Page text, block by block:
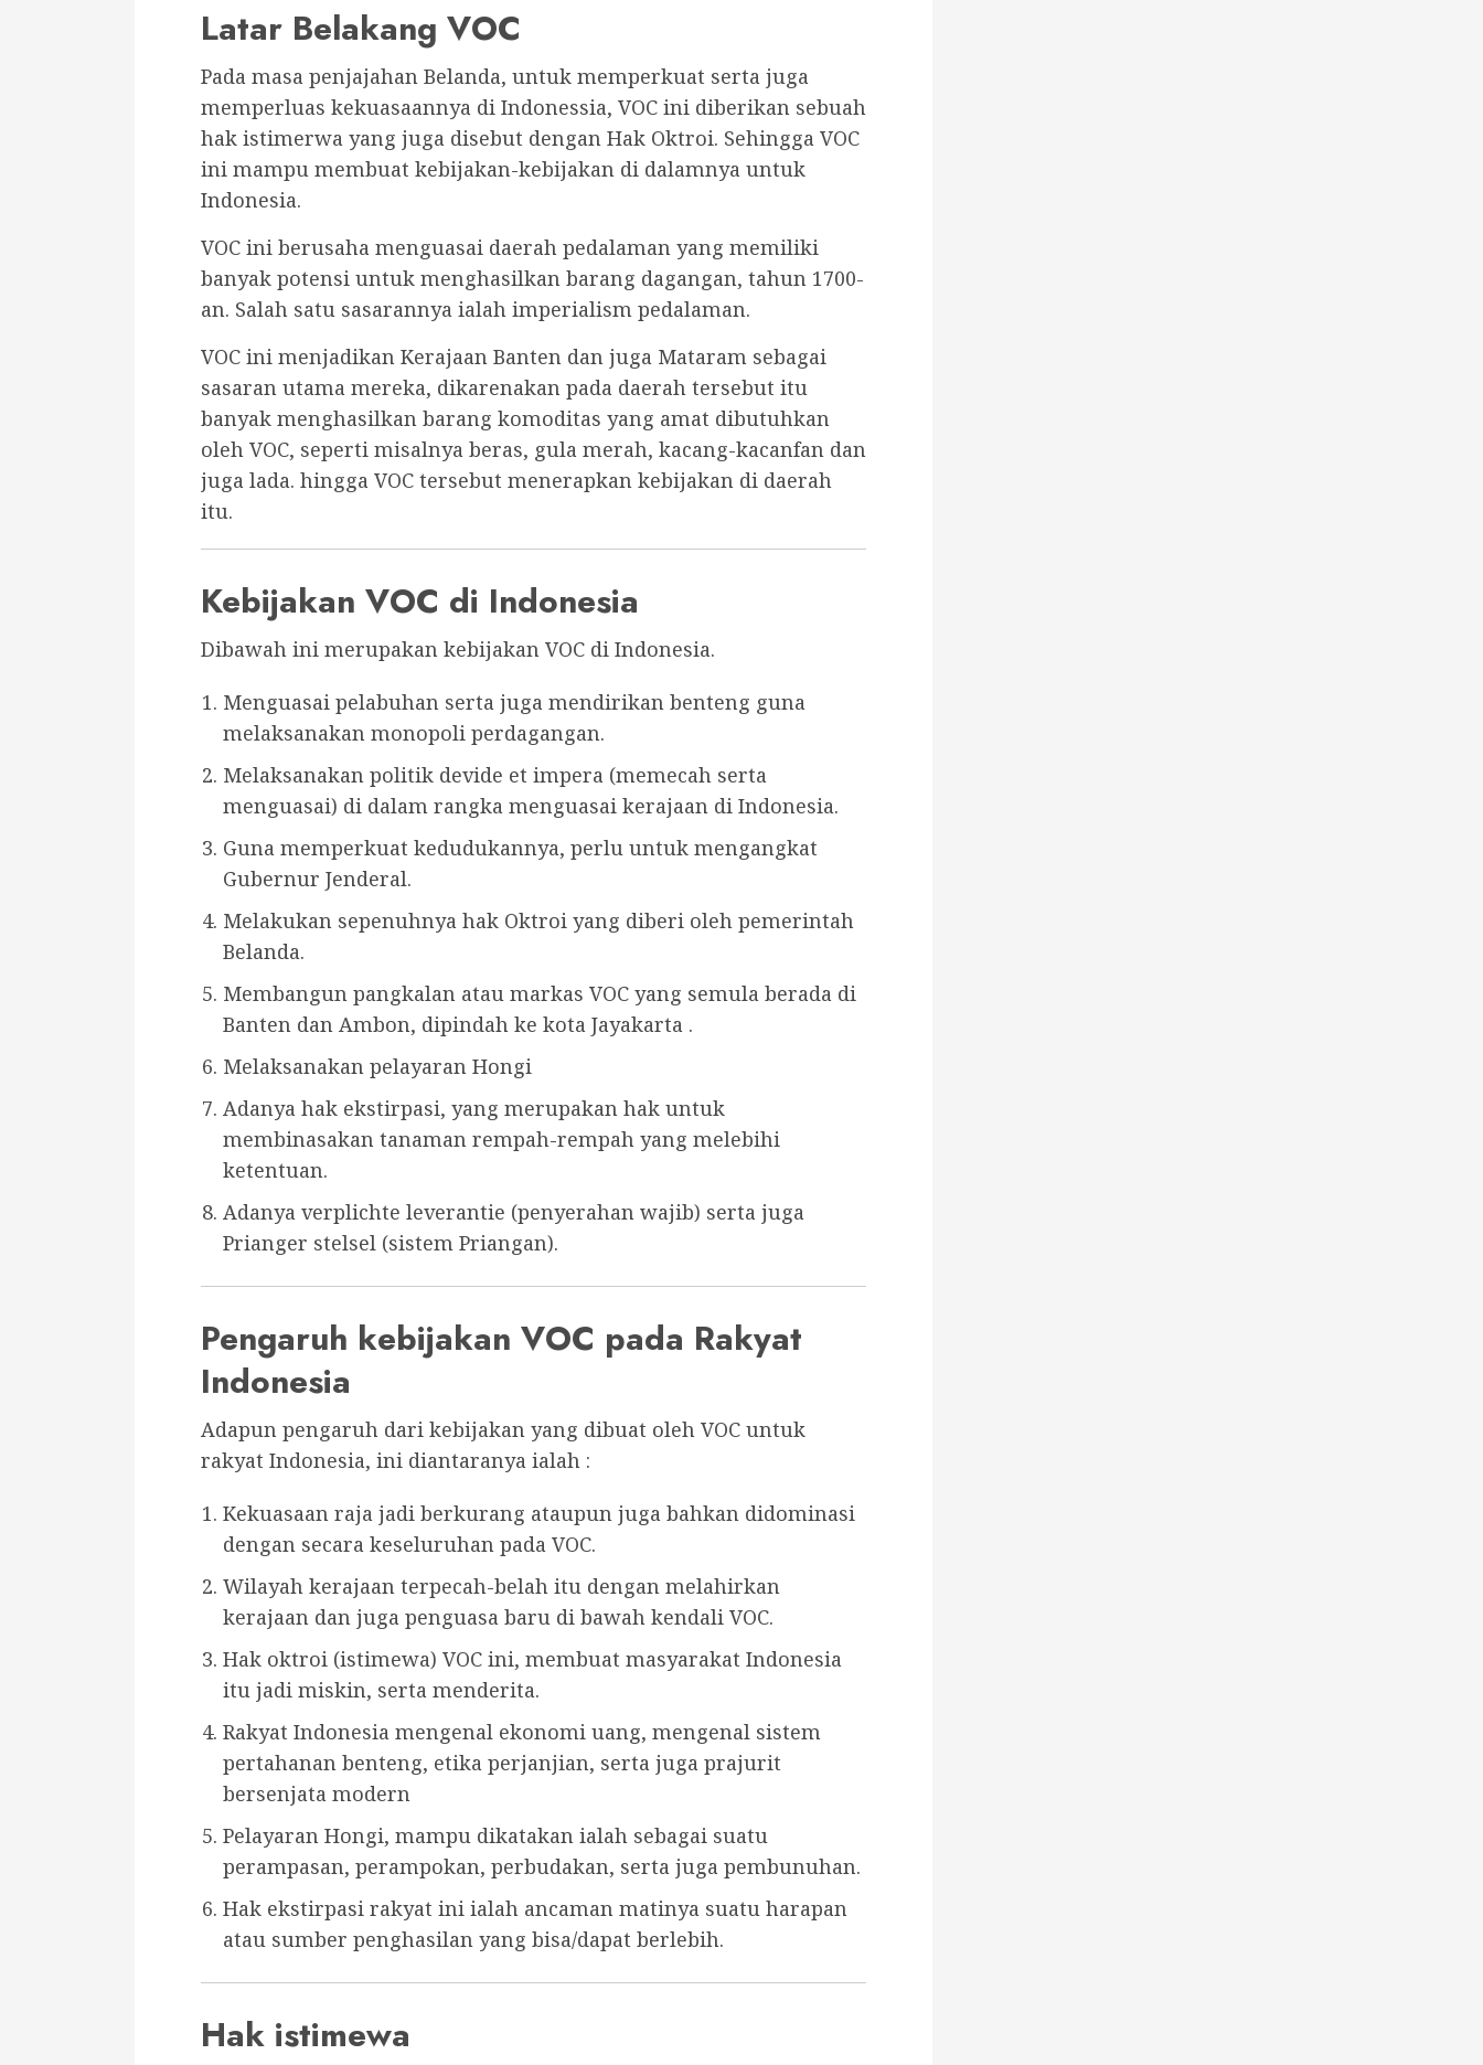
Latar Belakang VOC
Pada masa penjajahan Belanda, untuk memperkuat serta juga
memperluas kekuasaannya di Indonessia, VOC ini diberikan sebuah
hak istimerwa yang juga disebut dengan Hak Oktroi. Sehingga VOC
ini mampu membuat kebijakan-kebijakan di dalamnya untuk
Indonesia.
VOC ini berusaha menguasai daerah pedalaman yang memiliki
banyak potensi untuk menghasilkan barang dagangan, tahun 1700-
an. Salah satu sasarannya ialah imperialism pedalaman.
VOC ini menjadikan Kerajaan Banten dan juga Mataram sebagai
sasaran utama mereka, dikarenakan pada daerah tersebut itu
banyak menghasilkan barang komoditas yang amat dibutuhkan
oleh VOC, seperti misalnya beras, gula merah, kacang-kacanfan dan
juga lada. hingga VOC tersebut menerapkan kebijakan di daerah
itu.
Kebijakan VOC di Indonesia
Dibawah ini merupakan kebijakan VOC di Indonesia.
Menguasai pelabuhan serta juga mendirikan benteng guna
melaksanakan monopoli perdagangan.
Melaksanakan politik devide et impera (memecah serta
menguasai) di dalam rangka menguasai kerajaan di Indonesia.
Guna memperkuat kedudukannya, perlu untuk mengangkat
Gubernur Jenderal.
Melakukan sepenuhnya hak Oktroi yang diberi oleh pemerintah
Belanda.
Membangun pangkalan atau markas VOC yang semula berada di
Banten dan Ambon, dipindah ke kota Jayakarta .
Melaksanakan pelayaran Hongi
Adanya hak ekstirpasi, yang merupakan hak untuk
membinasakan tanaman rempah-rempah yang melebihi
ketentuan.
Adanya verplichte leverantie (penyerahan wajib) serta juga
Prianger stelsel (sistem Priangan).
Pengaruh kebijakan VOC pada Rakyat
Indonesia
Adapun pengaruh dari kebijakan yang dibuat oleh VOC untuk
rakyat Indonesia, ini diantaranya ialah :
Kekuasaan raja jadi berkurang ataupun juga bahkan didominasi
dengan secara keseluruhan pada VOC.
Wilayah kerajaan terpecah-belah itu dengan melahirkan
kerajaan dan juga penguasa baru di bawah kendali VOC.
Hak oktroi (istimewa) VOC ini, membuat masyarakat Indonesia
itu jadi miskin, serta menderita.
Rakyat Indonesia mengenal ekonomi uang, mengenal sistem
pertahanan benteng, etika perjanjian, serta juga prajurit
bersenjata modern
Pelayaran Hongi, mampu dikatakan ialah sebagai suatu
perampasan, perampokan, perbudakan, serta juga pembunuhan.
Hak ekstirpasi rakyat ini ialah ancaman matinya suatu harapan
atau sumber penghasilan yang bisa/dapat berlebih.
Hak istimewa